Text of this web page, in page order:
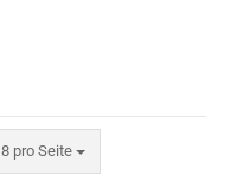
8 pro Seite
pro Seite